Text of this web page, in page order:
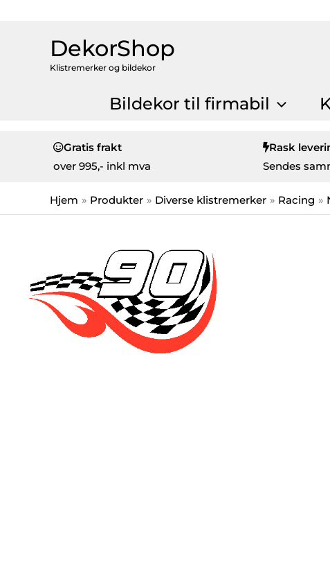
DekorShop
Klistremerker og bildekor
Bildekor til firmabil
Gratis frakt
over 995,- inkl mva
Rask
Sendes
Hjem Produkter Diverse klistremerker Racing